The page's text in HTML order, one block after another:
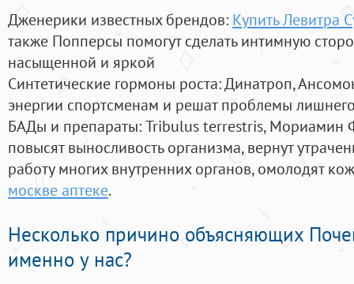
Дженерики известных брендов: Купить Левитра
также Попперсы помогут сделать интимную
насыщенной и яркой
Синтетические гормоны роста: Динатроп,
энергии спортсменам и решат проблемы
БАДы и препараты:Tribulus terrestris, Мориамин
повысят выносливость организма, вернут
работу многих внутренних органов, омолодят
москве аптеке.
Несколько причино объясняющих
именно у нас?